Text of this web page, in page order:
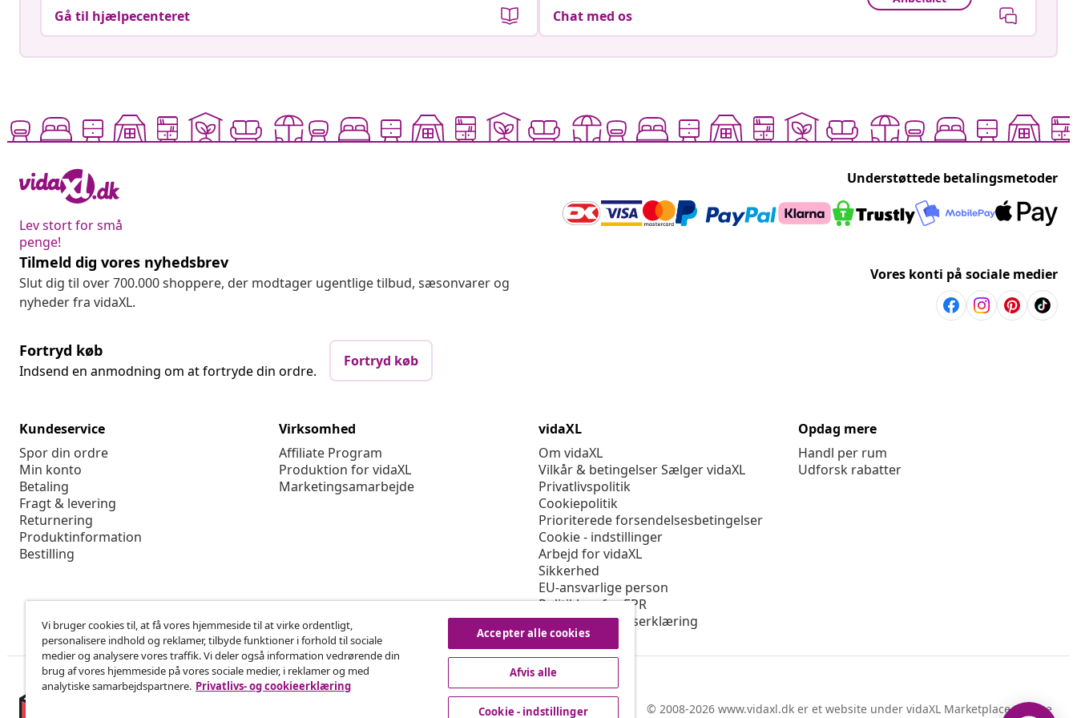
Gå til hjælpecenteret Chat med os
Lev stort for små
penge!
Understøttede betalingsmetoder
Tilmeld dig vores nyhedsbrev
Slut dig til over 700.000 shoppere, der modtager ugentlige tilbud, sæsonvarer og
nyheder fra vidaXL.
Vores konti på sociale medier
Fortryd køb
Indsend en anmodning om at fortryde din ordre.
Fortryd køb
Kundeservice
Spor din ordre
Min konto
Betaling
Fragt & levering
Returnering
Produktinformation
Bestilling
Virksomhed
Affiliate Program
Produktion for vidaXL
Marketingsamarbejde
vidaXL
Om vidaXL
Vilkår & betingelser Sælger vidaXL
Privatlivspolitik
Cookiepolitik
Prioriterede forsendelsesbetingelser
Cookie - indstillinger
Arbejd for vidaXL
Sikkerhed
EU-ansvarlige person
Politikken for EPR
Tilgængelighedserklæring
Opdag mere
Handl per rum
Udforsk rabatter
© 2008-2026 www.vidaxl.dk er et website under vidaXL Marketplace Europe
Vi bruger cookies til, at få vores hjemmeside til at virke ordentligt,
personalisere indhold og reklamer, tilbyde funktioner i forhold til sociale
medier og analysere vores traffik. Vi deler også information vedrørende din
brug af vores hjemmeside på vores sociale medier, i reklamer og med
analytiske samarbejdspartnere. Privatlivs- og cookieerklæring
Accepter alle cookies
Afvis alle
Cookie - indstillinger